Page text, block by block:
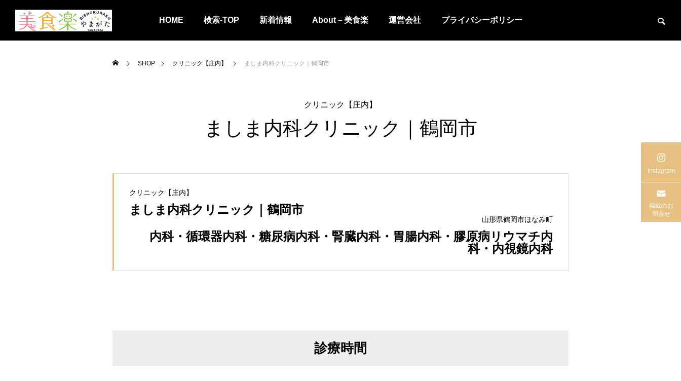
HOME 検索-TOP 新着情報 About－美食楽 運営会社 プライバシーポリシー
SHOP クリニック【庄内】 ましま内科クリニック｜鶴岡市
クリニック【庄内】
ましま内科クリニック｜鶴岡市
クリニック【庄内】
ましま内科クリニック｜鶴岡市
山形県鶴岡市ほなみ町
内科・循環器内科・糖尿病内科・腎臓内科・胃腸内科・膠原病リウマチ内
科・内視鏡内科
診療時間
Instagram
掲載のお
問合せ